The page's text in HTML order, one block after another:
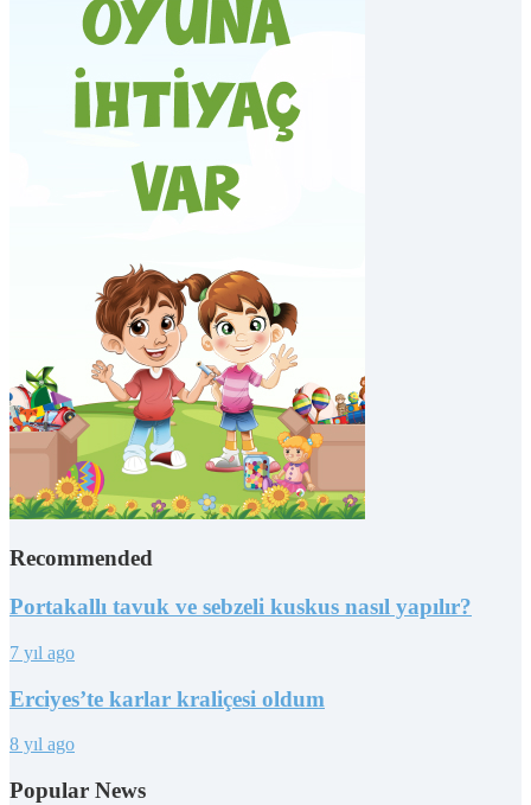
Recommended
Portakallı tavuk ve sebzeli kuskus nasıl yapılır?
7 yıl ago
Erciyes’te karlar kraliçesi oldum
8 yıl ago
Popular News